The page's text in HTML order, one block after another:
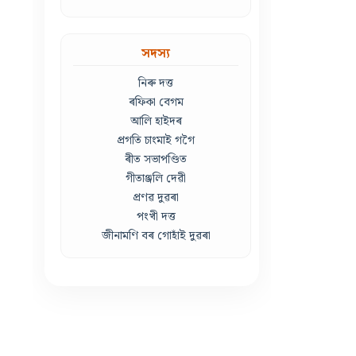
সদস্য
নিৰু দত্ত
ৰফিকা বেগম
আলি হাইদৰ
প্ৰগতি চাংমাই গগৈ
ৰীত সভাপণ্ডিত
গীতাঞ্জলি দেৱী
প্ৰণৱ দুৱৰা
পংখী দত্ত
জীনামণি বৰ গোহাঁই দুৱৰা